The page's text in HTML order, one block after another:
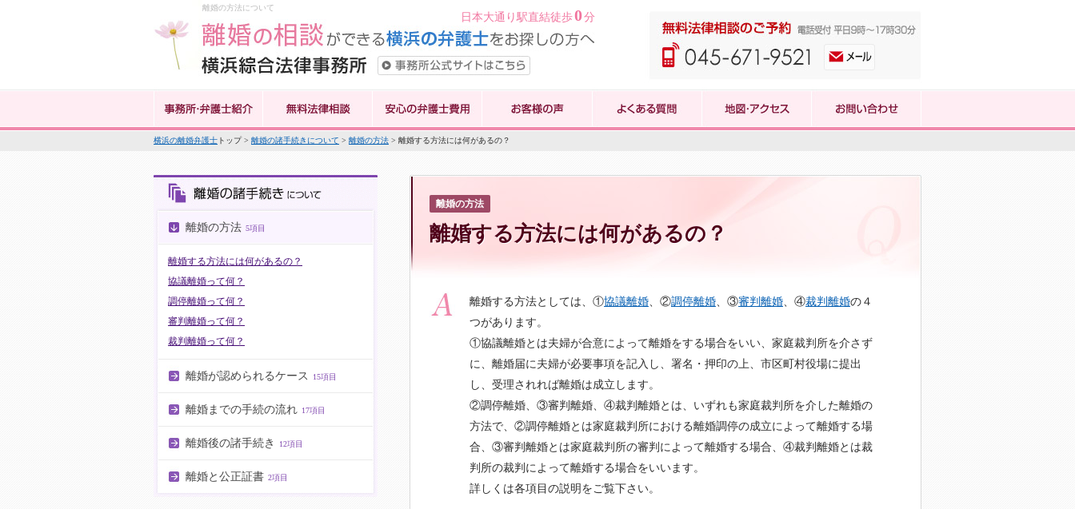
離婚の方法について
日本大通り駅直結徒歩0分
横浜の離婚弁護士 トップ > 離婚の諸手続きについて > 離婚の方法 > 離婚する方法には何があるの？
離婚の方法 5項目
離婚する方法には何があるの？
協議離婚って何？
調停離婚って何？
審判離婚って何？
裁判離婚って何？
離婚が認められるケース 15項目
離婚までの手続の流れ 17項目
離婚後の諸手続き 12項目
離婚と公正証書 2項目
離婚の方法
離婚する方法には何があるの？
離婚する方法としては、①協議離婚、②調停離婚、③審判離婚、④裁判離婚の４
つがあります。
①協議離婚とは夫婦が合意によって離婚をする場合をいい、家庭裁判所を介さず
に、離婚届に夫婦が必要事項を記入し、署名・押印の上、市区町村役場に提出
し、受理されれば離婚は成立します。
②調停離婚、③審判離婚、④裁判離婚とは、いずれも家庭裁判所を介した離婚の
方法で、②調停離婚とは家庭裁判所における離婚調停の成立によって離婚する場
合、③審判離婚とは家庭裁判所の審判によって離婚する場合、④裁判離婚とは裁
判所の裁判によって離婚する場合をいいます。
詳しくは各項目の説明をご覧下さい。